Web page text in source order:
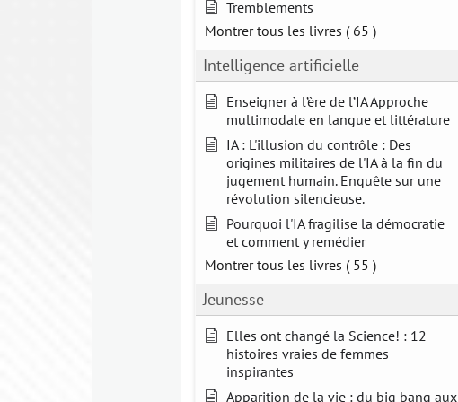
Tremblements
Montrer tous les livres ( 65 )
Intelligence artificielle
Enseigner à l’ère de l’IA Approche
multimodale en langue et littérature
IA : L'illusion du contrôle : Des
origines militaires de l'IA à la fin du
jugement humain. Enquête sur une
révolution silencieuse.
Pourquoi l'IA fragilise la démocratie
et comment y remédier
Montrer tous les livres ( 55 )
Jeunesse
Elles ont changé la Science! : 12
histoires vraies de femmes
inspirantes
Apparition de la vie : du big bang aux